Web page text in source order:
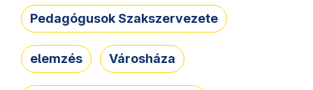
Pedagógusok Szakszervezete
elemzés Városháza